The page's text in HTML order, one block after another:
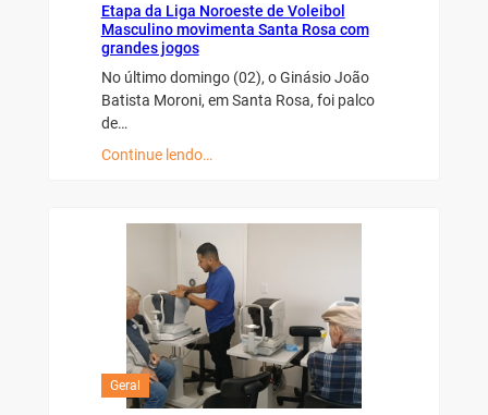
Etapa da Liga Noroeste de Voleibol
Masculino movimenta Santa Rosa com
grandes jogos
No último domingo (02), o Ginásio João
Batista Moroni, em Santa Rosa, foi palco
de…
Continue lendo…
Geral